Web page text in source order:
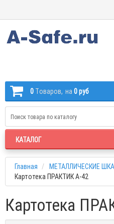
0 Tоваров, на 0 руб
КАТАЛОГ
Главная
МЕТАЛЛИЧЕСКИЕ
Картотека ПРАКТИК А-42
Картотека